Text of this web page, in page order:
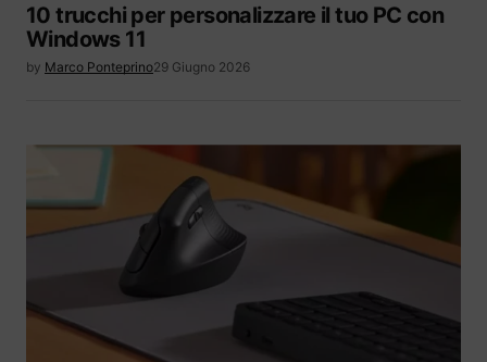
10 trucchi per personalizzare il tuo PC con
Windows 11
by Marco Ponteprino29 Giugno 2026